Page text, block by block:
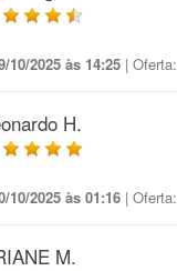
10/2025 às 14:25 | Oferta:
H.
10/2025 às 01:16 | Oferta:
M.